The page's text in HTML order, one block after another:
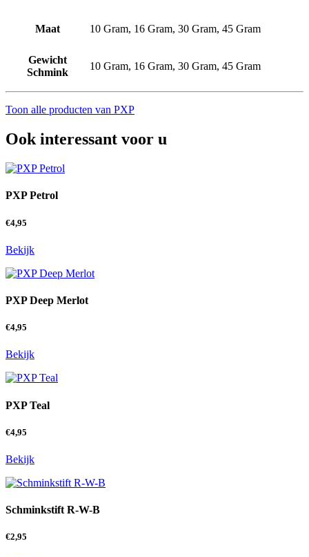
Maat 10 Gram, 16 Gram, 30 Gram, 45 Gram
Gewicht
Schmink
10 Gram, 16 Gram, 30 Gram, 45 Gram
Toon alle producten van PXP
Ook interessant voor u
PXP Petrol
€4,95
Bekijk
PXP Deep Merlot
€4,95
Bekijk
PXP Teal
€4,95
Bekijk
Schminkstift R-W-B
€2,95